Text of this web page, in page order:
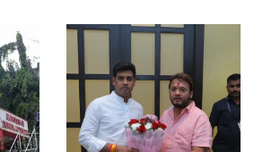
इंजीनियर संदीप जाधव पर
कथित फर्जी बिल के उपर
हस्ताक्षर के आरोप लगे हैं।
नागरिकों ने यूएमसी आयुक्त
मनीषा आव्हाले से निष्पक्ष जांच
कर भुगतान पर तत्काल रोक